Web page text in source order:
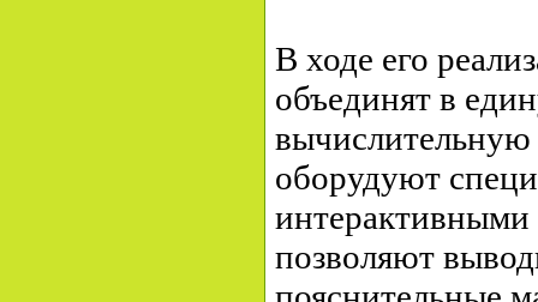
В ходе его
объединят в
вычислительную
оборудуют
позволяют